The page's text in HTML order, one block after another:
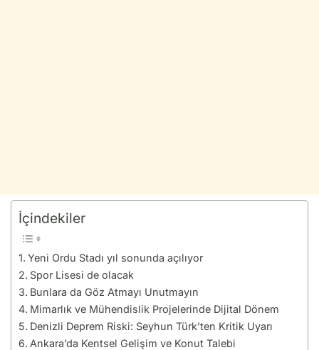
İçindekiler
Yeni Ordu Stadı yıl sonunda açılıyor
Spor Lisesi de olacak
Bunlara da Göz Atmayı Unutmayın
Mimarlık ve Mühendislik Projelerinde Dijital Dönem
Denizli Deprem Riski: Seyhun Türk’ten Kritik Uyarı
Ankara’da Kentsel Gelişim ve Konut Talebi